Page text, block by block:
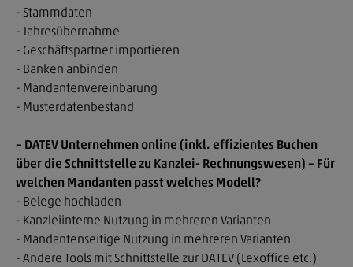
Fortbildung & Seminare
Service
StBdirekt
Kontakt
Impressum
Datenschutz
- Stammdaten
- Jahresübernahme
- Geschäftspartner importieren
- Banken anbinden
- Mandantenvereinbarung
- Musterdatenbestand
– DATEV Unternehmen online (inkl. effizientes Buchen
über die Schnittstelle zu Kanzlei- Rechnungswesen) – Für
welchen Mandanten passt welches Modell?
- Belege hochladen
- Kanzleiinterne Nutzung in mehreren Varianten
- Mandantenseitige Nutzung in mehreren Varianten
- Andere Tools mit Schnittstelle zur DATEV (Lexoffice etc.)